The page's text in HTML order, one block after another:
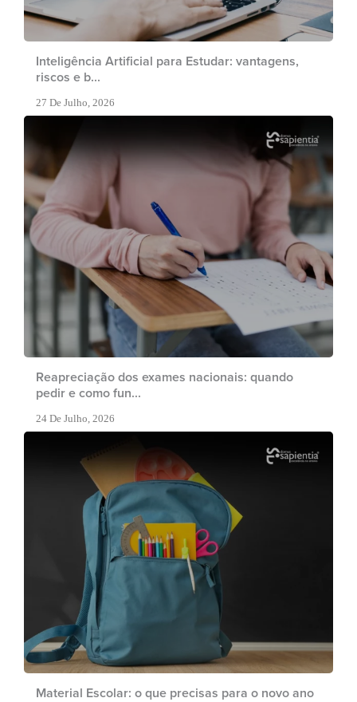
Inteligência Artificial para Estudar: vantagens,
riscos e b...
27 De Julho, 2026
Reapreciação dos exames nacionais: quando
pedir e como fun...
24 De Julho, 2026
Material Escolar: o que precisas para o novo ano